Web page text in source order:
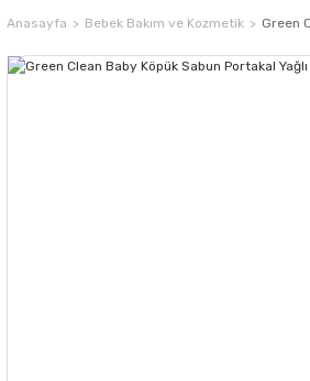
Anasayfa Bebek Bakım ve Kozmetik Green